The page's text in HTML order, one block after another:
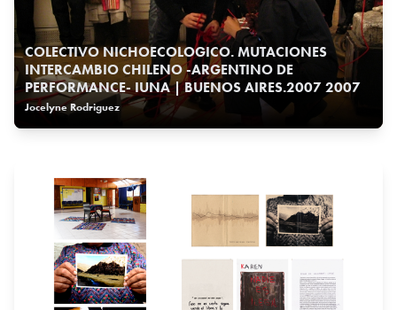
COLECTIVO NICHOECOLOGICO. MUTACIONES
INTERCAMBIO CHILENO -ARGENTINO DE
PERFORMANCE- IUNA | BUENOS AIRES.2007 2007
Jocelyne Rodriguez